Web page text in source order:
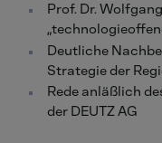
Prof. Dr.
Deutliche
Strategie der
Rede anläßlich
der DEUTZ AG